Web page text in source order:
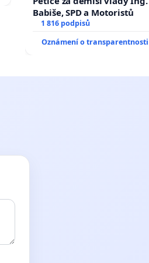
Babiše, SPD a Motoristů
1 816 podpisů
Oznámení o transparentnosti